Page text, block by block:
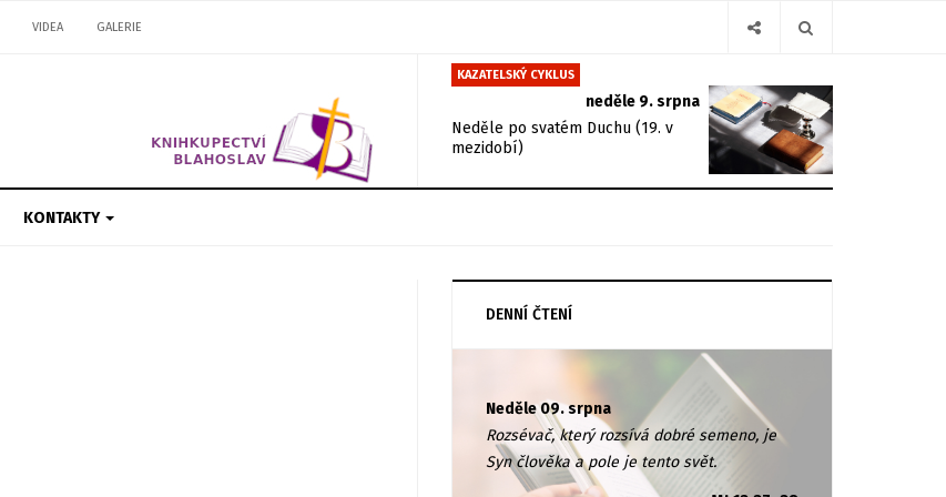
VIDEA GALERIE
KAZATELSKÝ CYKLUS
neděle 9. srpna
Neděle po svatém Duchu (19. v
mezidobí)
KONTAKTY
DENNÍ ČTENÍ
Neděle 09. srpna
Rozsévač, který rozsívá dobré semeno, je
Syn člověka a pole je tento svět.